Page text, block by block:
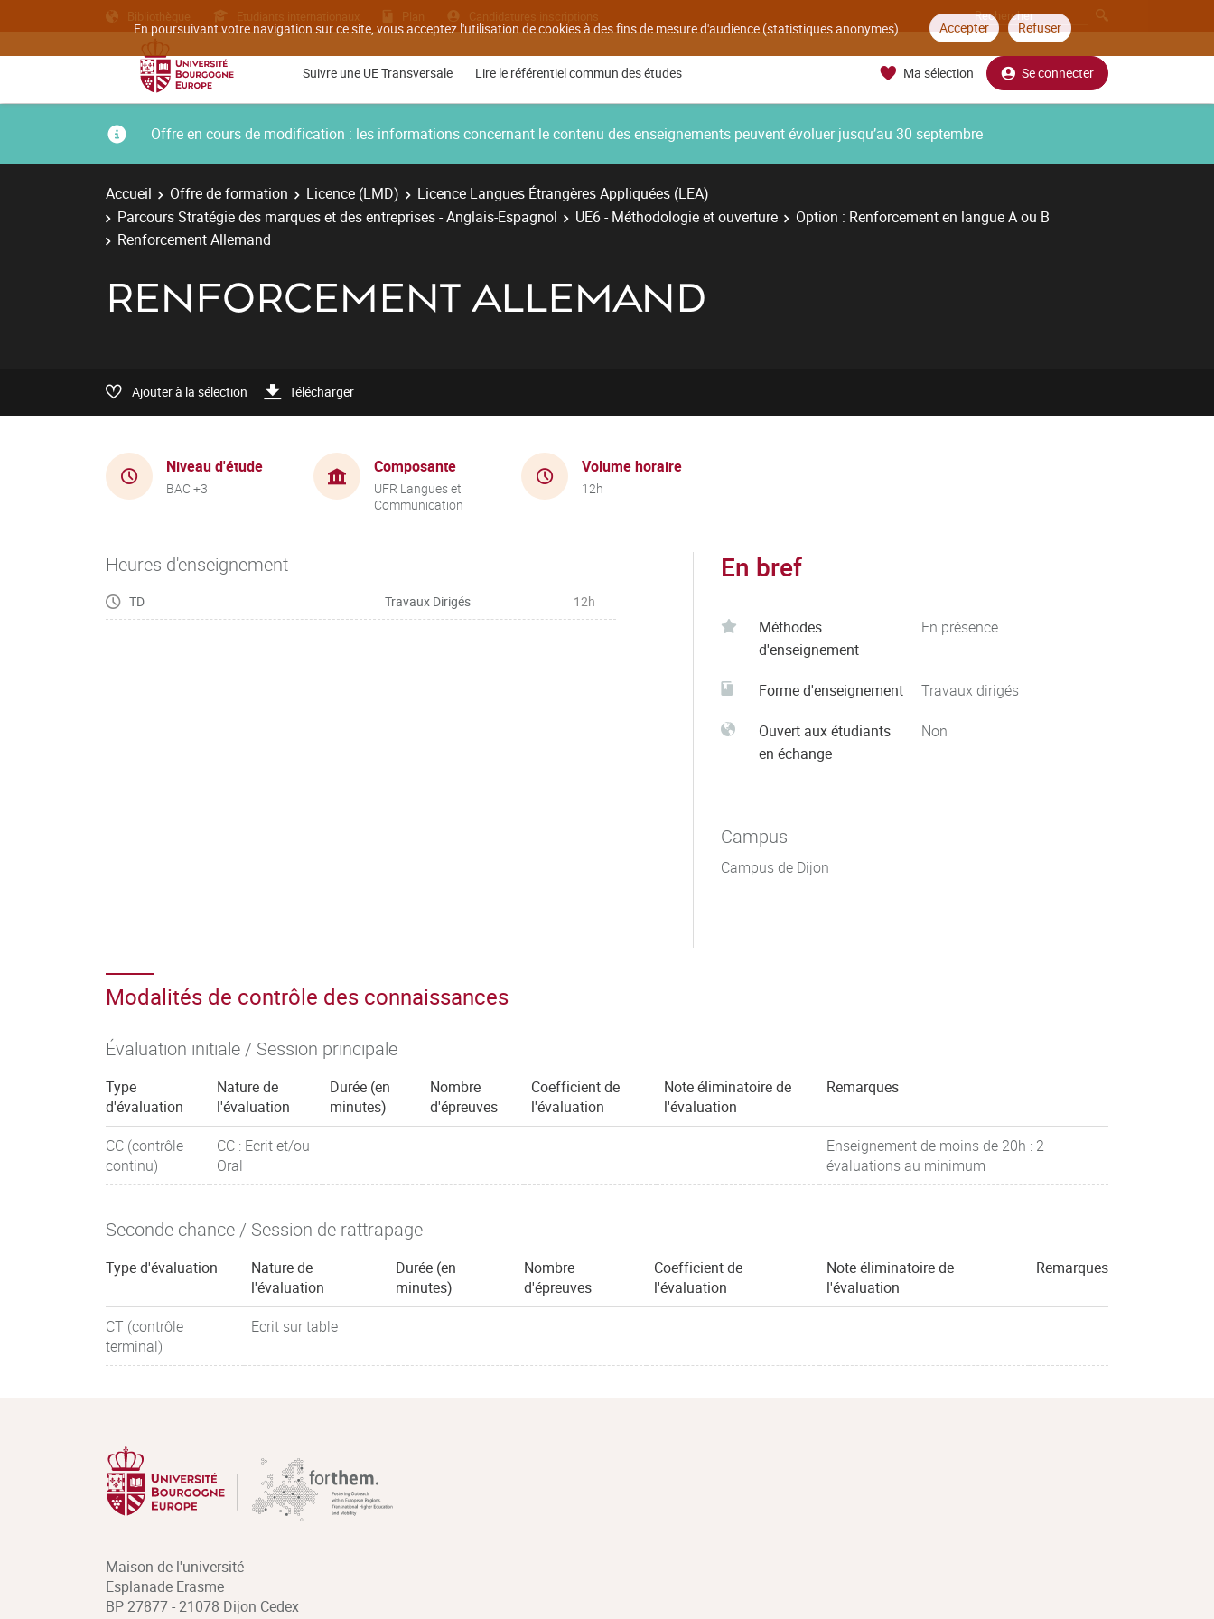
En poursuivant votre navigation sur ce site, vous acceptez l'utilisation de cookies à des fins de mesure d'audience (statistiques anonymes). Accepter Refuser
Bibliothèque Etudiants internationaux Plan Candidatures inscriptions
Suivre une UE Transversale Lire le référentiel commun des études Ma sélection Se connecter
Offre en cours de modification : les informations concernant le contenu des enseignements peuvent évoluer jusqu’au 30 septembre
Accueil Offre de formation Licence (LMD)
Licence Langues Étrangères Appliquées (LEA)
Parcours Stratégie des marques et des entreprises - Anglais-Espagnol
UE6 - Méthodologie et ouverture
Option : Renforcement en langue A ou B
Renforcement Allemand
RENFORCEMENT ALLEMAND
Ajouter à la sélection Télécharger
Niveau d'étude
BAC +3
Composante
UFR Langues et
Communication
Volume horaire
12h
Heures d'enseignement
TD Travaux Dirigés 12h
En bref
Méthodes
d'enseignement
En présence
Forme d'enseignement Travaux dirigés
Ouvert aux étudiants
en échange
Non
Campus
Campus de Dijon
Modalités de contrôle des connaissances
Évaluation initiale / Session principale
Type
d'évaluation
Nature de
l'évaluation
Durée (en
minutes)
Nombre
d'épreuves
Coefficient de
l'évaluation
Note éliminatoire de
l'évaluation
Remarques
CC (contrôle
continu)
CC : Ecrit et/ou
Oral
Enseignement de moins de 20h : 2
évaluations au minimum
Seconde chance / Session de rattrapage
Type d'évaluation
Nature de
l'évaluation
Durée (en
minutes)
Nombre
d'épreuves
Coefficient de
l'évaluation
Note éliminatoire de
l'évaluation
Remarques
CT (contrôle
terminal)
Ecrit sur table
Maison de l'université
Esplanade Erasme
BP 27877 - 21078 Dijon Cedex